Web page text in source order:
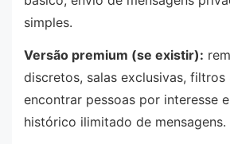
simples.
Versão premium (se existir):
discretos, salas exclusivas, filtros
encontrar pessoas por interesse
histórico ilimitado de mensagens.